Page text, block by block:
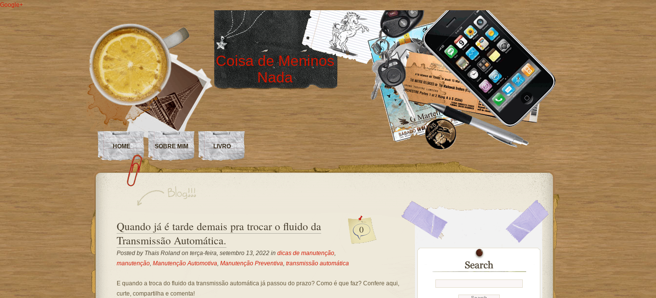
Google+
Coisa de Meninos
Nada
HOME SOBRE MIM LIVRO
0
Quando já é tarde demais pra trocar o fluido da
Transmissão Automática.
Posted by Thais Rolandon terça-feira, setembro 13, 2022 in dicas de manutenção,
manutenção, Manutenção Automotiva, Manutenção Preventiva, transmissão automática
E quando a troca do fluido da transmissão automática já passou do prazo? Como é que faz? Confere aqui,
curte, compartilha e comenta!